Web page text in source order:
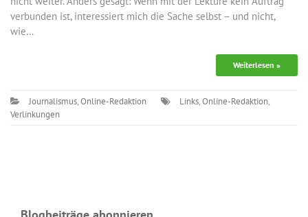
verbunden ist, interessiert mich die Sache selbst – und nicht,
wie…
Weiterlesen »
Journalismus,Online-Redaktion Links,Online-Redaktion,
Verlinkungen